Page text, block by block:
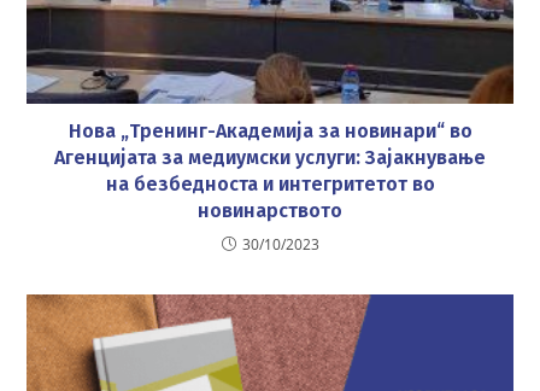
Нова „Тренинг-Академија за новинари“ во
Агенцијата за медиумски услуги: Зајакнување
на безбедноста и интегритетот во
новинарството
30/10/2023